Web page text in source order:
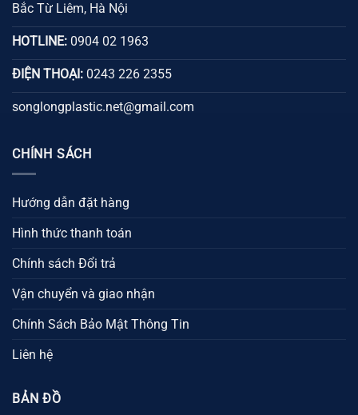
Bắc Từ Liêm, Hà Nội
HOTLINE: 0904 02 1963
ĐIỆN THOẠI: 0243 226 2355
songlongplastic.net@gmail.com
CHÍNH SÁCH
Hướng dẫn đặt hàng
Hình thức thanh toán
Chính sách Đổi trả
Vận chuyển và giao nhận
Chính Sách Bảo Mật Thông Tin
Liên hệ
BẢN ĐỒ